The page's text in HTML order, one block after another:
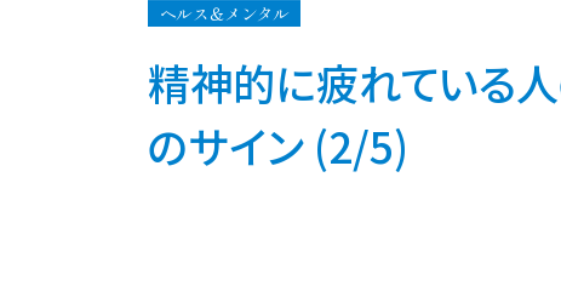
ヘルス＆メンタル
精神的に疲れている
のサイン (2/5)